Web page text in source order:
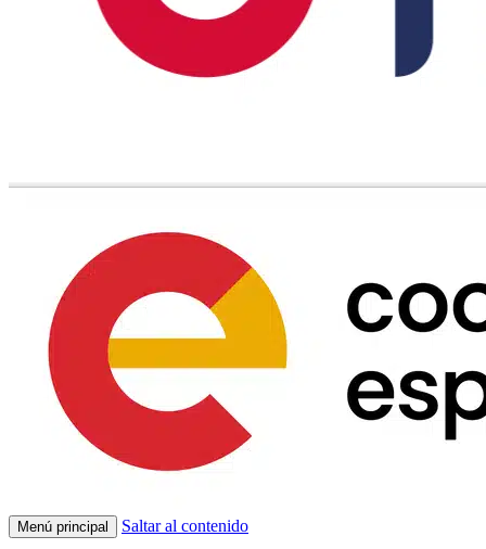
Menú principal Saltar al contenido